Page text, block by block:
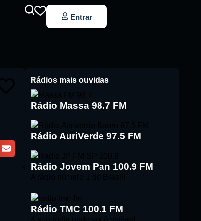
Entrar
Rádios mais ouvidas
Rádio Massa 98.7 FM
Rádio AuriVerde 97.5 FM
Rádio Jovem Pan 100.9 FM
Rádio TMC 100.1 FM